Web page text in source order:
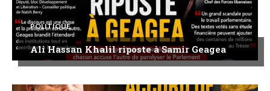
POLITIQUE
Ali Hassan Khalil riposte à Samir Geagea